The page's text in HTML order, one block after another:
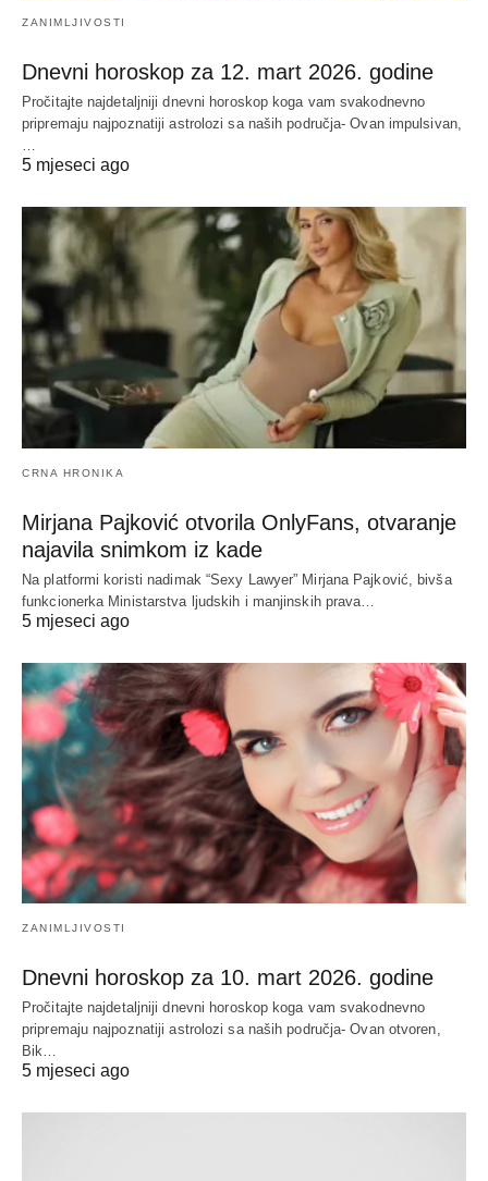
ZANIMLJIVOSTI
Dnevni horoskop za 12. mart 2026. godine
Pročitajte najdetaljniji dnevni horoskop koga vam svakodnevno
pripremaju najpoznatiji astrolozi sa naših područja- Ovan impulsivan,
5 mjeseci ago
CRNA HRONIKA
Mirjana Pajković otvorila OnlyFans, otvaranje
najavila snimkom iz kade
Na platformi koristi nadimak “Sexy Lawyer” Mirjana Pajković, bivša
funkcionerka Ministarstva ljudskih i manjinskih prava…
5 mjeseci ago
ZANIMLJIVOSTI
Dnevni horoskop za 10. mart 2026. godine
Pročitajte najdetaljniji dnevni horoskop koga vam svakodnevno
pripremaju najpoznatiji astrolozi sa naših područja- Ovan otvoren,
Bik…
5 mjeseci ago